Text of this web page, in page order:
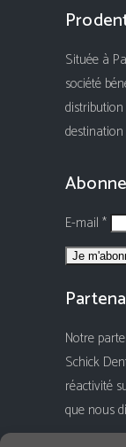
Située à
société
E-mail *
Notre
Schick
réactivité
que nous